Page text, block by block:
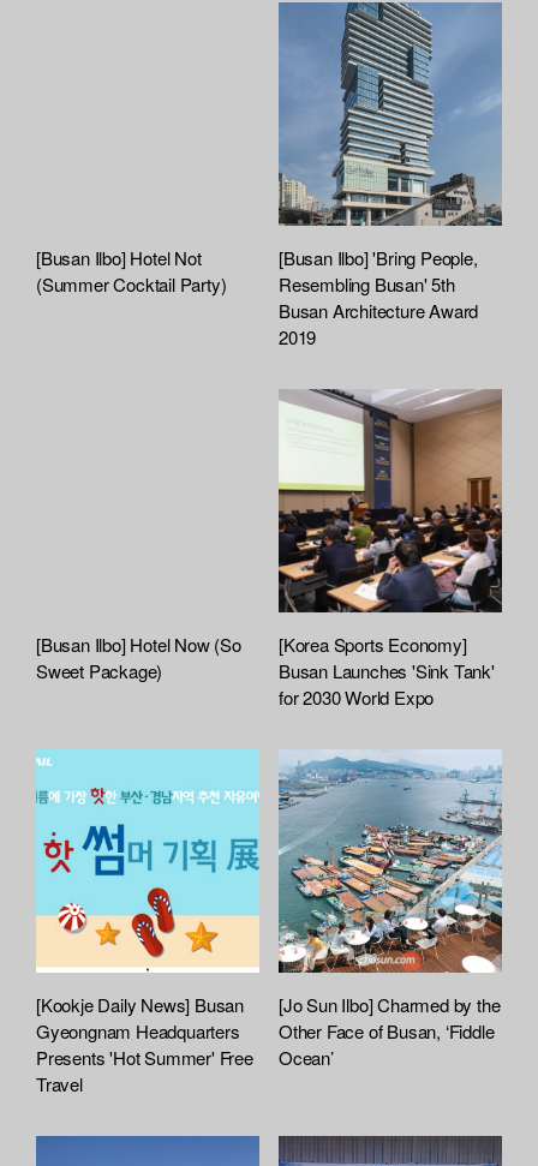
[Busan Ilbo] Hotel Not
(Summer Cocktail Party)
[Busan Ilbo] 'Bring People,
Resembling Busan' 5th
Busan Architecture Award
2019
[Busan Ilbo] Hotel Now (So
Sweet Package)
[Korea Sports Economy]
Busan Launches 'Sink Tank'
for 2030 World Expo
[Kookje Daily News] Busan
Gyeongnam Headquarters
Presents 'Hot Summer' Free
Travel
[Jo Sun Ilbo] Charmed by the
Other Face of Busan, ‘Fiddle
Ocean’